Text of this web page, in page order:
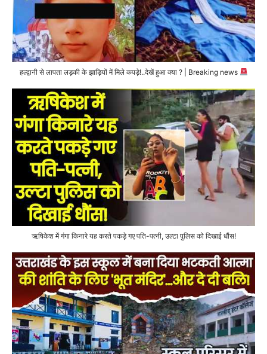
हल्द्वानी से लापता लड़की के झाड़ियों में मिले कपड़े!..देखें हुआ क्या ? | Breaking news
ऋषिकेश में गंगा किनारे यह करते पकड़े गए पति-पत्नी, उल्टा पुलिस को दिखाई धौंस!